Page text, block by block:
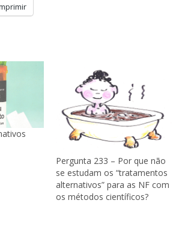
Pergunta 233 – Por que não
se estudam os “tratamentos
alternativos” para as NF com
os métodos científicos?